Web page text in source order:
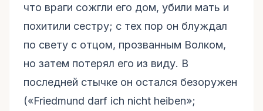
что враги сожгли его дом, убили мать и
похитили сестру; с тех пор он блуждал
по свету с отцом, прозванным Волком,
но затем потерял его из виду. В
последней стычке он остался безоружен
(«Friedmund darf ich nicht heiben»;